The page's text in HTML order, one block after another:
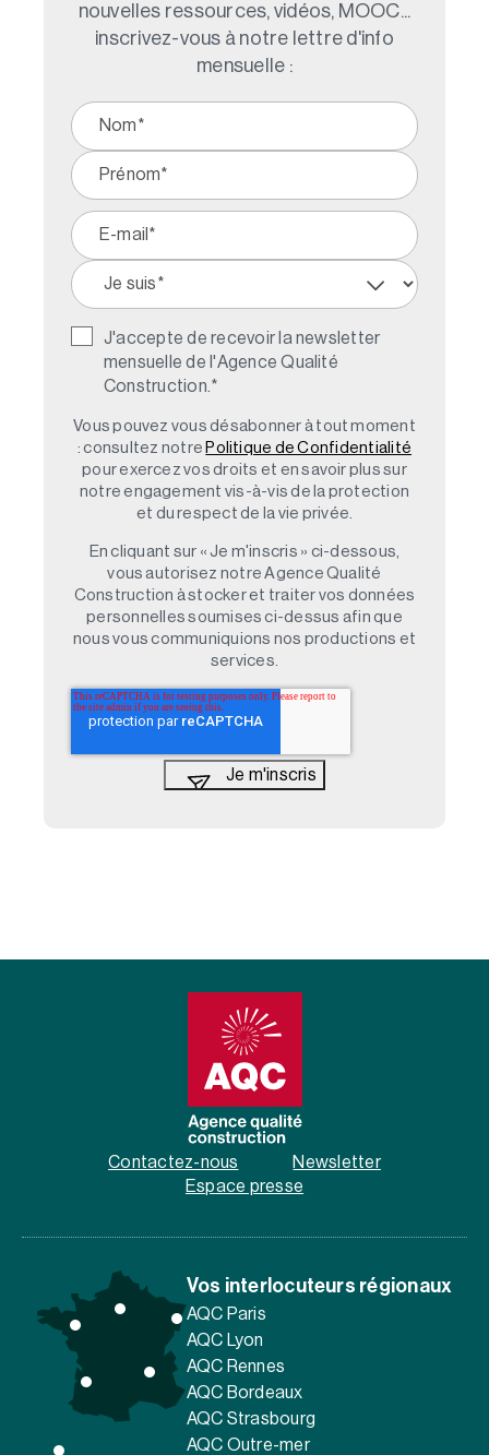
nouvelles ressources, vidéos, MOOC...
inscrivez-vous à notre lettre d'info
mensuelle :
J'accepte de recevoir la newsletter
mensuelle de l'Agence Qualité
Construction. *
Vous pouvez vous désabonner à tout moment
: consultez notre Politique de Confidentialité
pour exercez vos droits et en savoir plus sur
notre engagement vis-à-vis de la protection
et du respect de la vie privée.
En cliquant sur « Je m'inscris » ci-dessous,
vous autorisez notre Agence Qualité
Construction à stocker et traiter vos données
personnelles soumises ci-dessus afin que
nous vous communiquions nos productions et
services.
Contactez-nous
Newsletter
Espace presse
Vos interlocuteurs régionaux
AQC Paris
AQC Lyon
AQC Rennes
AQC Bordeaux
AQC Strasbourg
AQC Outre-mer